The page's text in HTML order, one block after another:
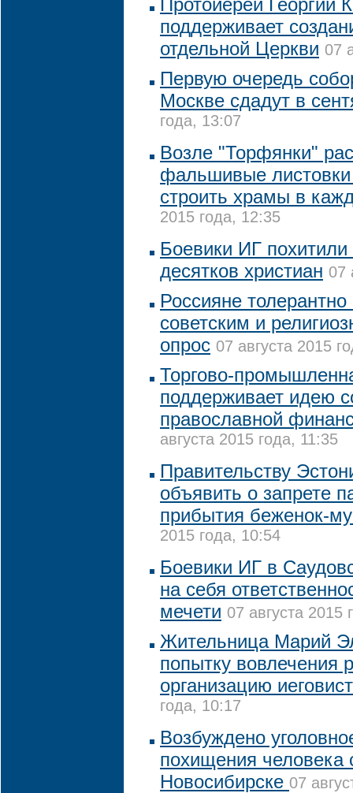
Протоиерей Георгий
поддерживает
отдельной Церкви 07
Первую очередь
Москве сдадут в
года, 13:07
Возле "Торфянки"
фальшивые
строить храмы в
2015 года, 12:35
Боевики ИГ
десятков христиан 07
Россияне толерантно
советским и
опрос 07 августа 2015
Торгово-
поддерживает идею
православной
августа 2015 года, 11:35
Правительству
объявить о запрете
прибытия беженок-
2015 года, 10:54
Боевики ИГ в
на себя
мечети 07 августа 2015
Жительница Марий
попытку вовлечения
организацию
года, 10:17
Возбуждено
похищения человека
Новосибирске 07